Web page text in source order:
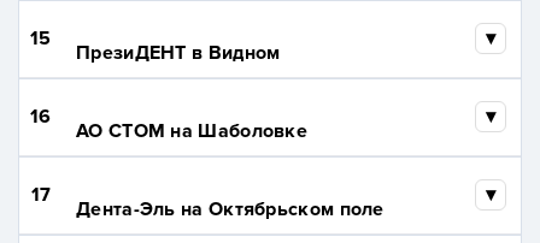
15
ПрезиДЕНТ в Видном
16
АО СТОМ на Шаболовке
17
Дента-Эль на Октябрьском поле